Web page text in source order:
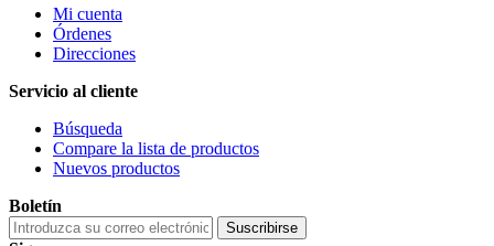
Mi cuenta
Órdenes
Direcciones
Servicio al cliente
Búsqueda
Compare la lista de productos
Nuevos productos
Boletín
Suscribirse